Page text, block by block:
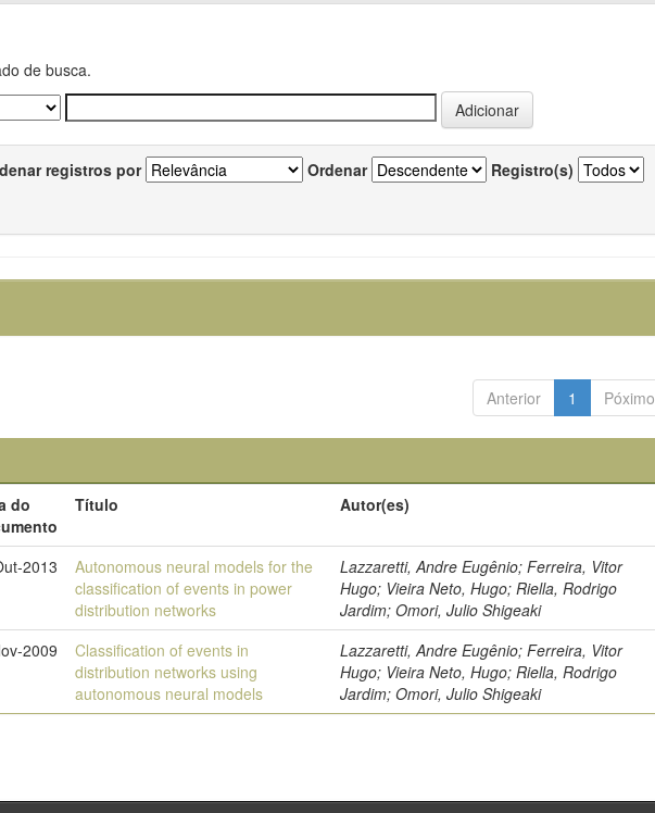
de busca.
registros por Ordenar Registro(s)
Anterior 1 Póximo
do
Título Autor(es)
2013
Autonomous neural models for the
classification of events in power
distribution networks
Lazzaretti, Andre Eugênio; Ferreira, Vitor
Hugo; Vieira Neto, Hugo; Riella, Rodrigo
Jardim; Omori, Julio Shigeaki
2009
Classification of events in
distribution networks using
autonomous neural models
Lazzaretti, Andre Eugênio; Ferreira, Vitor
Hugo; Vieira Neto, Hugo; Riella, Rodrigo
Jardim; Omori, Julio Shigeaki